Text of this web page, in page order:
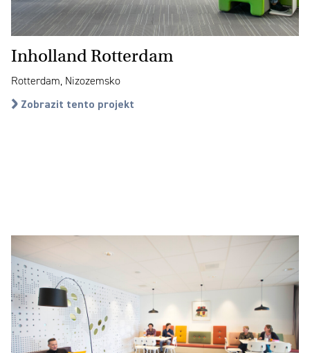
Inholland Rotterdam
Rotterdam, Nizozemsko
Zobrazit tento projekt